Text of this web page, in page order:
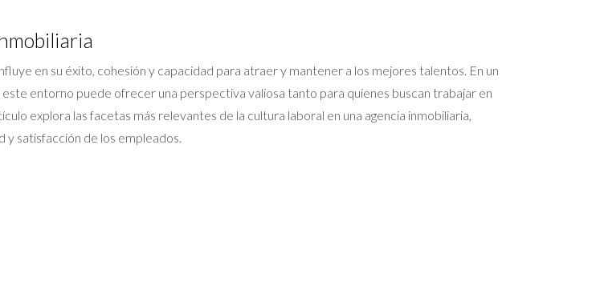
en su éxito, cohesión y capacidad para atraer y mantener a los mejores talentos. En un
entorno puede ofrecer una perspectiva valiosa tanto para quienes buscan trabajar en
explora las facetas más relevantes de la cultura laboral en una agencia inmobiliaria,
y satisfacción de los empleados.